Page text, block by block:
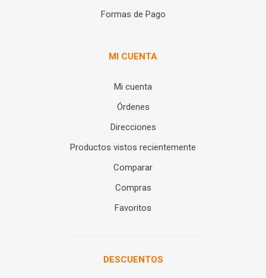
Formas de Pago
MI CUENTA
Mi cuenta
Órdenes
Direcciones
Productos vistos recientemente
Comparar
Compras
Favoritos
DESCUENTOS